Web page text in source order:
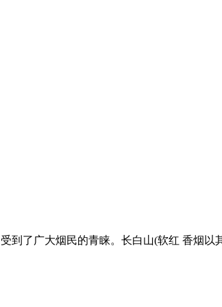
了广大烟民的青睐。长白山(软红 香烟